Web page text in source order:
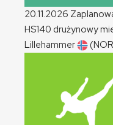
20.11.2026
HS140 drużynowy
Lillehammer